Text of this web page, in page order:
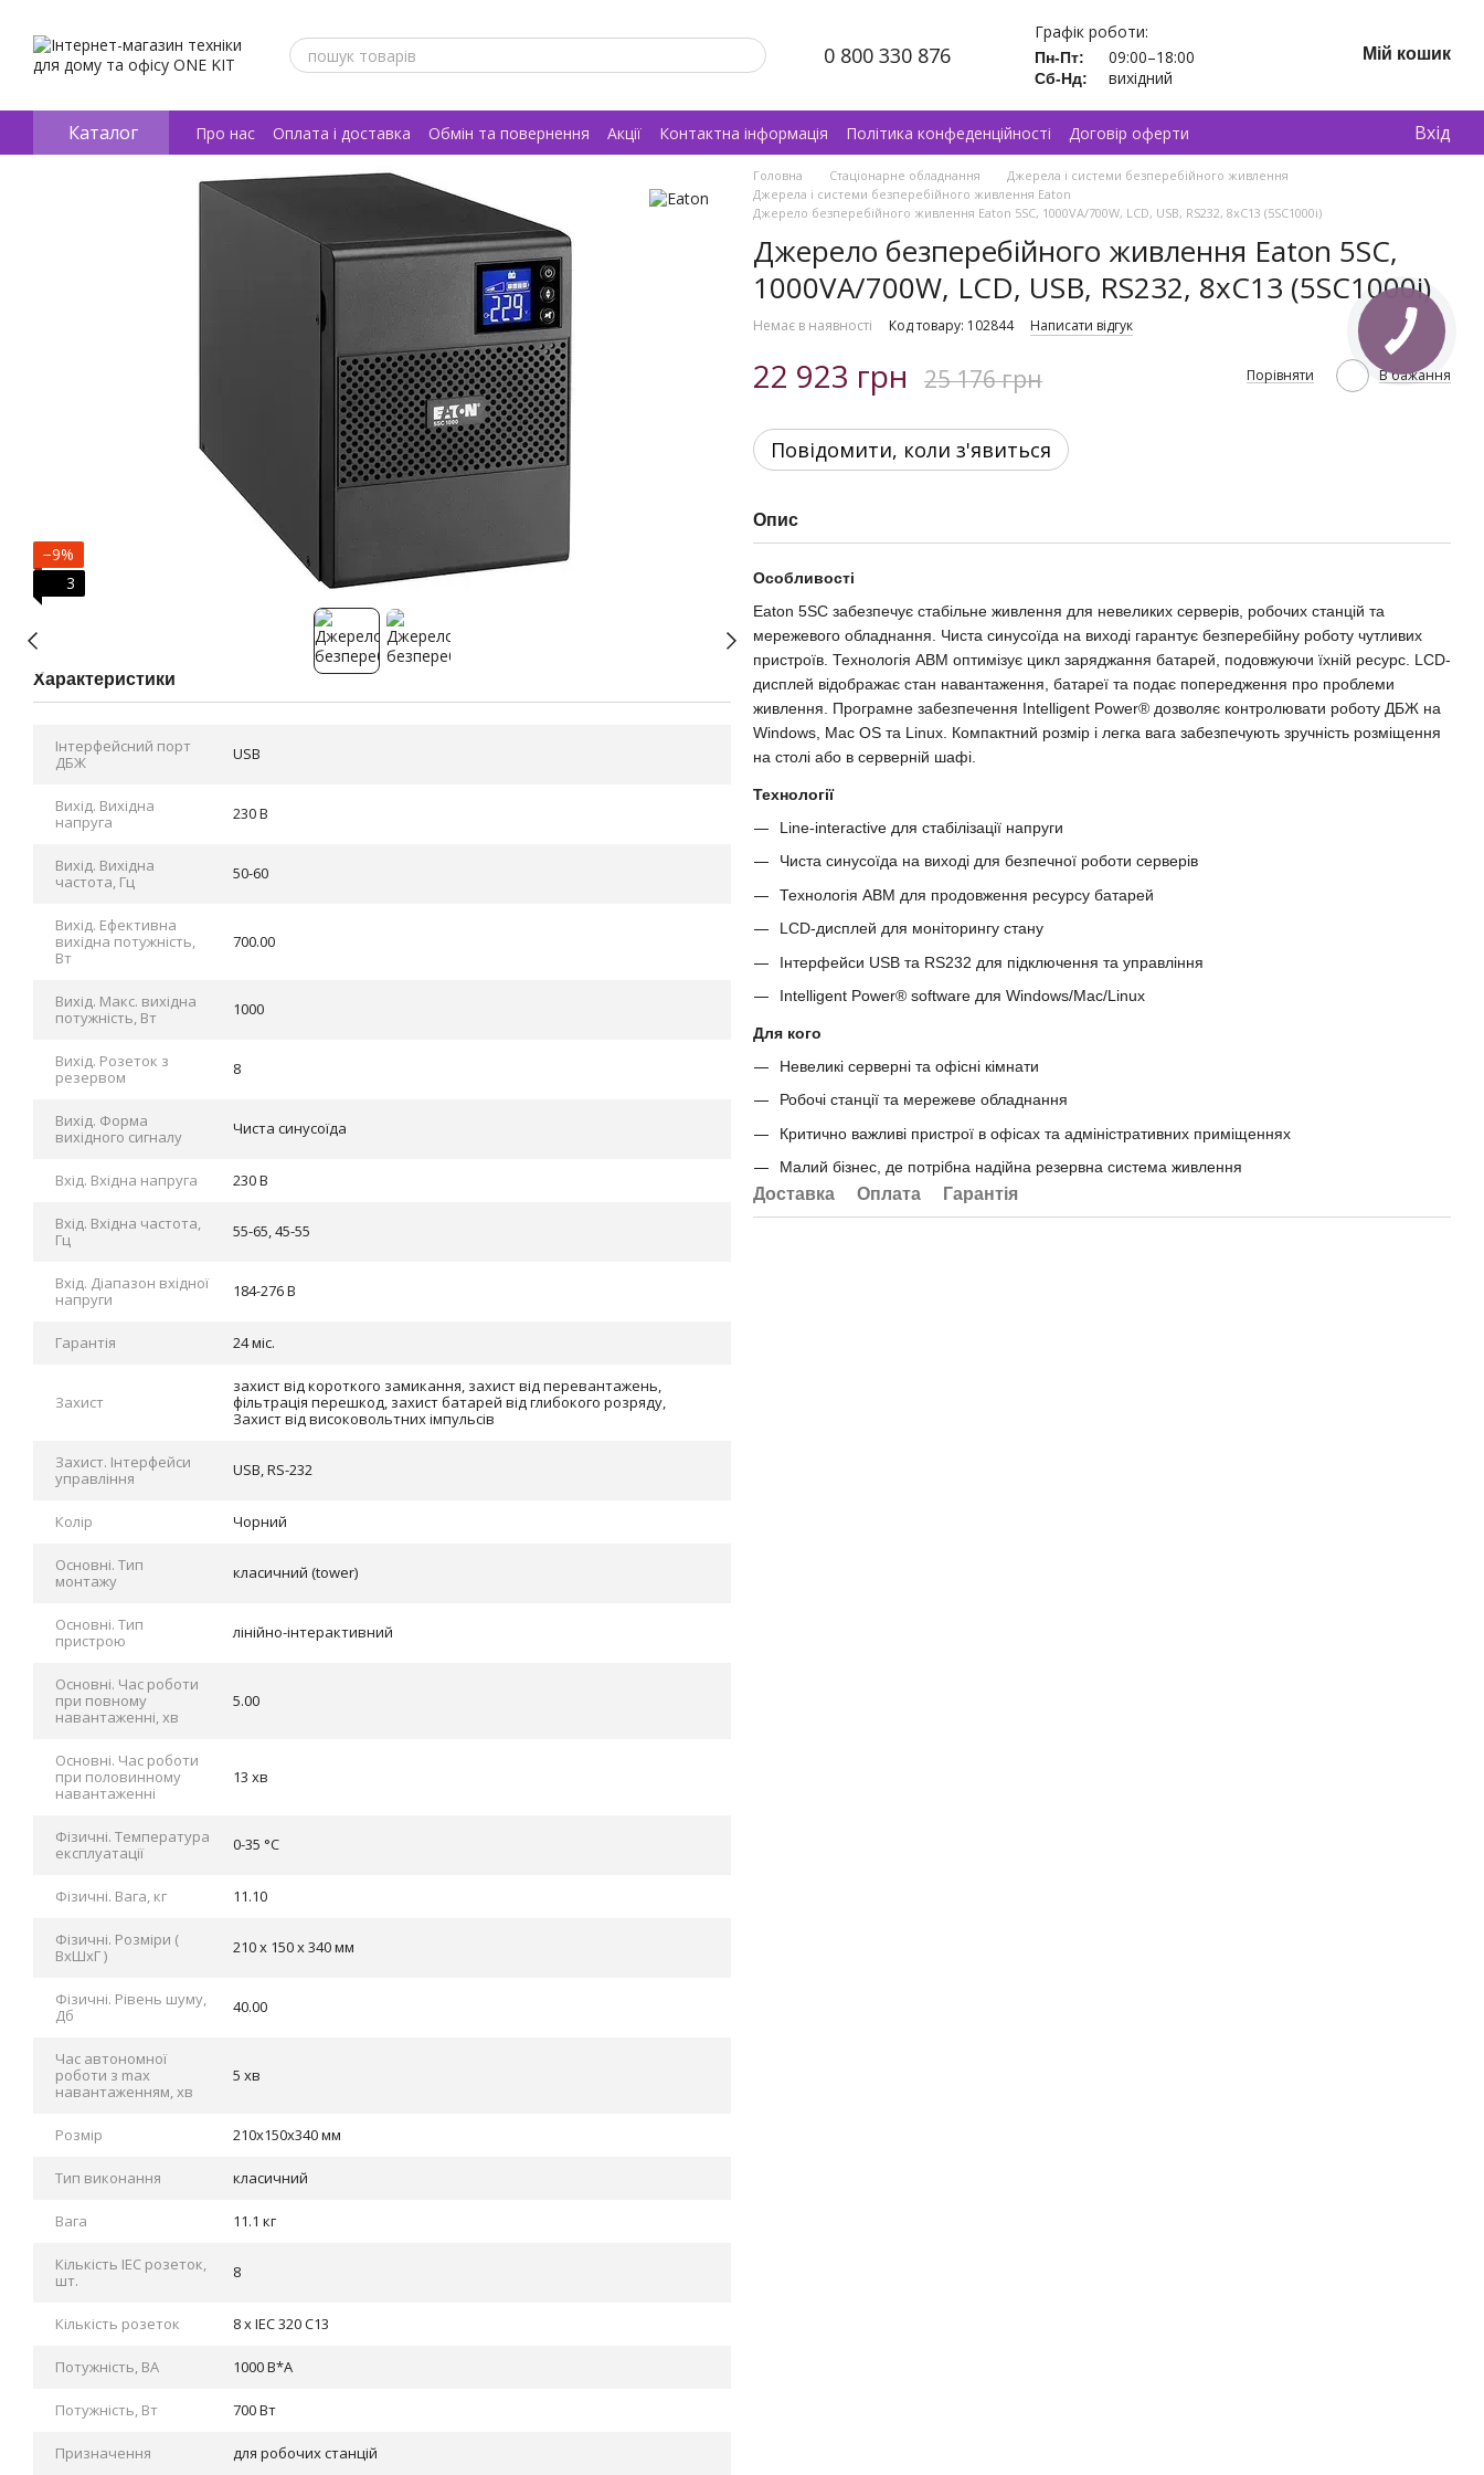
0 800 330 876
Графік роботи:
Пн-Пт: 09:00–18:00
Сб-Нд: вихідний
Мій кошик
Каталог Про нас Оплата і доставка Обмін та повернення Акції Контактна інформація Політика конфеденційності
Договір оферти
Відгуки про магазин
Вхід
−9%
3
Характеристики
Інтерфейсний порт
ДБЖ
USB
Вихід. Вихідна
напруга
230 В
Вихід. Вихідна
частота, Гц
50-60
Вихід. Ефективна
вихідна потужність,
Вт
700.00
Вихід. Макс. вихідна
потужність, Вт
1000
Вихід. Розеток з
резервом
8
Вихід. Форма
вихідного сигналу
Чиста синусоїда
Вхід. Вхідна напруга 230 В
Вхід. Вхідна частота,
Гц
55-65, 45-55
Вхід. Діапазон вхідної
напруги
184-276 В
Гарантія 24 міс.
Захист
захист від короткого замикання, захист від перевантажень,
фільтрація перешкод, захист батарей від глибокого розряду,
Захист від високовольтних імпульсів
Захист. Інтерфейси
управління
USB, RS-232
Колір Чорний
Основні. Тип
монтажу
класичний (tower)
Основні. Тип
пристрою
лінійно-інтерактивний
Основні. Час роботи
при повному
навантаженні, хв
5.00
Основні. Час роботи
при половинному
навантаженні
13 хв
Фізичні. Tемпература
експлуатації
0-35 °C
Фізичні. Вага, кг 11.10
Фізичні. Розміри (
ВхШхГ )
210 x 150 x 340 мм
Фізичні. Рівень шуму,
Дб
40.00
Час автономної
роботи з max
навантаженням, хв
5 хв
Розмір 210x150x340 мм
Тип виконання класичний
Вага 11.1 кг
Кількість IEC розеток,
шт.
8
Кількість розеток 8 x IEC 320 C13
Потужність, ВА 1000 В*А
Потужність, Вт 700 Вт
Призначення для робочих станцій
Головна Стаціонарне обладнання
Джерела і системи безперебійного живлення
Джерела і системи безперебійного живлення Eaton
Джерело безперебійного живлення Eaton 5SC, 1000VA/700W, LCD, USB, RS232, 8xC13 (5SC1000i)
Джерело безперебійного живлення Eaton 5SC,
1000VA/700W, LCD, USB, RS232, 8xC13 (5SC1000i)
Немає в наявності Код товару: 102844 Написати відгук
22 923 грн 25 176 грн Порівняти В бажання
Повідомити, коли з'явиться
Опис
Особливості
Eaton 5SC забезпечує стабільне живлення для невеликих серверів, робочих станцій та
мережевого обладнання. Чиста синусоїда на виході гарантує безперебійну роботу чутливих
пристроїв. Технологія ABM оптимізує цикл заряджання батарей, подовжуючи їхній ресурс. LCD-
дисплей відображає стан навантаження, батареї та подає попередження про проблеми
живлення. Програмне забезпечення Intelligent Power® дозволяє контролювати роботу ДБЖ на
Windows, Mac OS та Linux. Компактний розмір і легка вага забезпечують зручність розміщення
на столі або в серверній шафі.
Технології
Line-interactive для стабілізації напруги
Чиста синусоїда на виході для безпечної роботи серверів
Технологія ABM для продовження ресурсу батарей
LCD-дисплей для моніторингу стану
Інтерфейси USB та RS232 для підключення та управління
Intelligent Power® software для Windows/Mac/Linux
Для кого
Невеликі серверні та офісні кімнати
Робочі станції та мережеве обладнання
Критично важливі пристрої в офісах та адміністративних приміщеннях
Малий бізнес, де потрібна надійна резервна система живлення
Доставка Оплата Гарантія